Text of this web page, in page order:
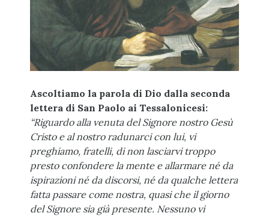
Ascoltiamo la parola di Dio dalla seconda
lettera di San Paolo ai Tessalonicesi:
“Riguardo alla venuta del Signore nostro Gesù
Cristo e al nostro radunarci con lui, vi
preghiamo, fratelli, di non lasciarvi troppo
presto confondere la mente e allarmare né da
ispirazioni né da discorsi, né da qualche lettera
fatta passare come nostra, quasi che il giorno
del Signore sia già presente. Nessuno vi